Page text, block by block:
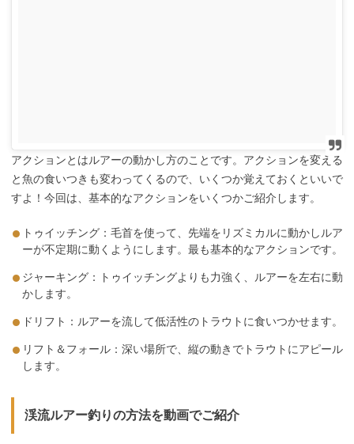
アクションとはルアーの動かし方のことです。アクションを変える
と魚の食いつきも変わってくるので、いくつか覚えておくといいで
すよ！今回は、基本的なアクションをいくつかご紹介します。
トゥイッチング：毛首を使って、先端をリズミカルに動かしルア
ーが不定期に動くようにします。最も基本的なアクションです。
ジャーキング：トゥイッチングよりも力強く、ルアーを左右に動
かします。
ドリフト：ルアーを流して低活性のトラウトに食いつかせます。
リフト＆フォール：深い場所で、縦の動きでトラウトにアピール
します。
渓流ルアー釣りの方法を動画でご紹介